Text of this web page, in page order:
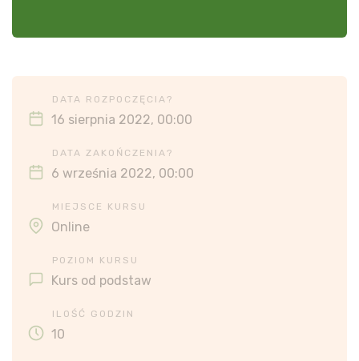
DATA ROZPOCZĘCIA?
16 sierpnia 2022, 00:00
DATA ZAKOŃCZENIA?
6 września 2022, 00:00
MIEJSCE KURSU
Online
POZIOM KURSU
Kurs od podstaw
ILOŚĆ GODZIN
10